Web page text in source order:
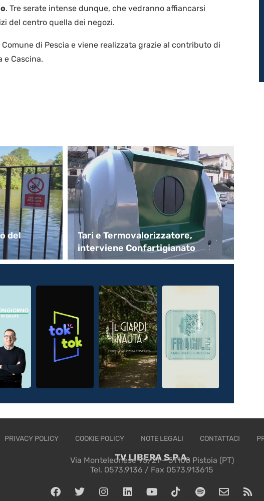
. Tre serate intense dunque, che vedranno affiancarsi
del centro quella dei negozi.
di Pescia e viene realizzata grazie al contributo di
e Cascina.
del
Tari e Termovalorizzatore,
interviene Confartigianato
PRIVACY POLICY COOKIE POLICY NOTE LEGALI CONTATTACI
TV LIBERA S.P.A.
Via Monteleonese 95/21 – 51100 Pistoia (PT)
Tel. 0573.9136 / Fax 0573.913615